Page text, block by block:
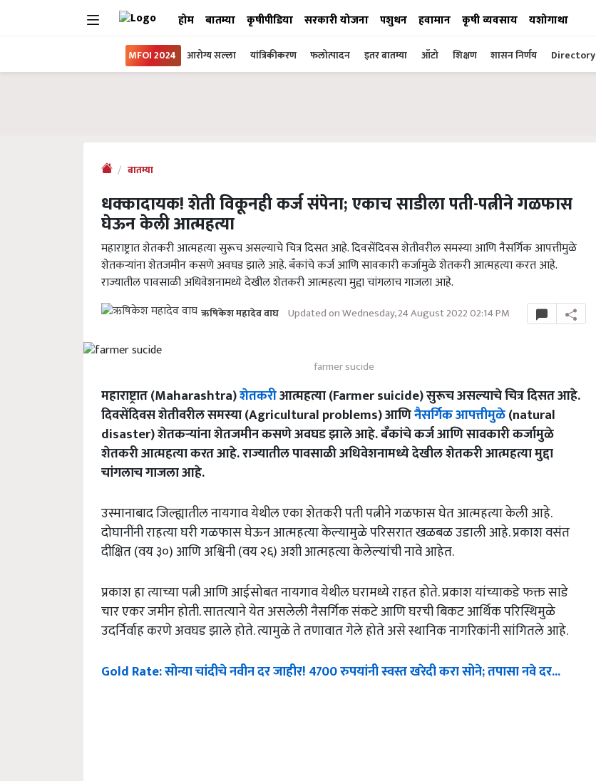
होम बातम्या कृषीपीडिया सरकारी योजना पशुधन हवामान कृषी व्यवसाय यशोगाथा
MFOI 2024 आरोग्य सल्ला यांत्रिकीकरण फलोत्पादन इतर बातम्या ऑटो शिक्षण शासन निर्णय Directory
बातम्या
धक्कादायक! शेती विकूनही कर्ज संपेना; एकाच साडीला पती-पत्नीने गळफास
घेऊन केली आत्महत्या
महाराष्ट्रात शेतकरी आत्महत्या सुरूच असल्याचे चित्र दिसत आहे. दिवसेंदिवस शेतीवरील समस्या आणि नैसर्गिक आपत्तीमुळे
शेतकऱ्यांना शेतजमीन कसणे अवघड झाले आहे. बँकांचे कर्ज आणि सावकारी कर्जामुळे शेतकरी आत्महत्या करत आहे.
राज्यातील पावसाळी अधिवेशनामध्ये देखील शेतकरी आत्महत्या मुद्दा चांगलाच गाजला आहे.
ऋषिकेश महादेव वाघ Updated on Wednesday, 24 August 2022 02:14 PM
farmer sucide
महाराष्ट्रात (Maharashtra)शेतकरीआत्महत्या (Farmer suicide) सुरूच असल्याचे चित्र दिसत आहे.
दिवसेंदिवस शेतीवरील समस्या (Agricultural problems) आणिनैसर्गिक आपत्तीमुळे(natural
disaster) शेतकऱ्यांना शेतजमीन कसणे अवघड झाले आहे. बँकांचे कर्ज आणि सावकारी कर्जामुळे
शेतकरी आत्महत्या करत आहे. राज्यातील पावसाळी अधिवेशनामध्ये देखील शेतकरी आत्महत्या मुद्दा
चांगलाच गाजला आहे.
उस्मानाबाद जिल्ह्यातील नायगाव येथील एका शेतकरी पती पत्नीने गळफास घेत आत्महत्या केली आहे.
दोघानींनी राहत्या घरी गळफास घेऊन आत्महत्या केल्यामुळे परिसरात खळबळ उडाली आहे. प्रकाश वसंत
दीक्षित (वय ३०) आणि अश्विनी (वय २६) अशी आत्महत्या केलेल्यांची नावे आहेत.
प्रकाश हा त्याच्या पत्नी आणि आईसोबत नायगाव येथील घरामध्ये राहत होते. प्रकाश यांच्याकडे फक्त साडे
चार एकर जमीन होती. सातत्याने येत असलेली नैसर्गिक संकटे आणि घरची बिकट आर्थिक परिस्थिमुळे
उदर्निर्वाह करणे अवघड झाले होते. त्यामुळे ते तणावात गेले होते असे स्थानिक नागरिकांनी सांगितले आहे.
Gold Rate: सोन्या चांदीचे नवीन दर जाहीर! 4700 रुपयांनी स्वस्त खरेदी करा सोने; तपासा नवे दर...